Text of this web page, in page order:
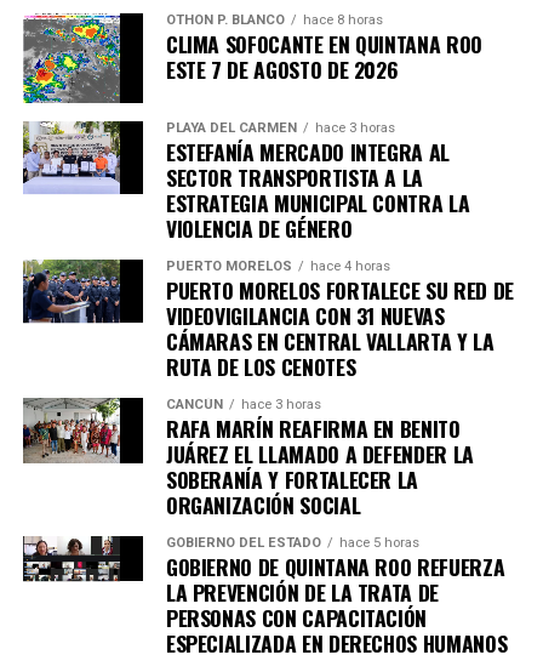
Por su parte, la directora general de la FPMC,
Alonso Marrufo, señaló que esta iniciativa se suma a las
acciones del
Nuevo Acuerdo por el Bienestar y
Desarrollo de Quintana Roo, impulsado por la
Mara Lezama Espinosa, al acercar la ciencia
a la población y fortalecer la participación ciudadana en la
conservación del patrimonio natural.
La FPMC reiteró la invitación a toda la comunidad para
participar en esta experiencia educativa que permitirá
descubrir la extraordinaria diversidad de los murciélagos y
comprender su papel vital en la naturaleza.
Fuente: 5to Poder Agencia de Noticias
OTHON P. BLANCO hace 8 horas
CLIMA SOFOCANTE EN QUINTANA ROO
ESTE 7 DE AGOSTO DE 2026
PLAYA DEL CARMEN hace 3 horas
ESTEFANÍA MERCADO INTEGRA AL
SECTOR TRANSPORTISTA A LA
ESTRATEGIA MUNICIPAL CONTRA LA
VIOLENCIA DE GÉNERO
PUERTO MORELOS hace 4 horas
PUERTO MORELOS FORTALECE SU RED DE
VIDEOVIGILANCIA CON 31 NUEVAS
CÁMARAS EN CENTRAL VALLARTA Y LA
RUTA DE LOS CENOTES
CANCÚN hace 3 horas
RAFA MARÍN REAFIRMA EN BENITO
JUÁREZ EL LLAMADO A DEFENDER LA
SOBERANÍA Y FORTALECER LA
ORGANIZACIÓN SOCIAL
GOBIERNO DEL ESTADO hace 5 horas
GOBIERNO DE QUINTANA ROO REFUERZA
LA PREVENCIÓN DE LA TRATA DE
PERSONAS CON CAPACITACIÓN
ESPECIALIZADA EN DERECHOS HUMANOS